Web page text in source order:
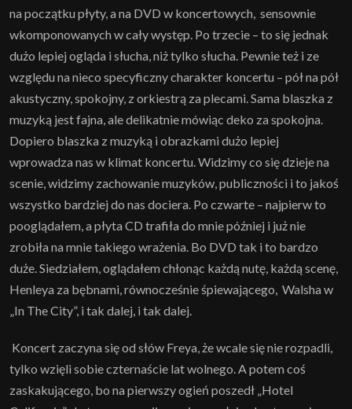
na początku płyty, a na DVD w koncertowych, sensownie
wkomponowanych w cały występ. Po trzecie – to się jednak
dużo lepiej ogląda i słucha, niż tylko słucha. Pewnie też i ze
względu na nieco specyficzny charakter koncertu – pół na pół
akustyczny, spokojny, z orkiestrą za plecami. Sama blaszka z
muzyką jest fajna, ale delikatnie mówiąc deko za spokojna.
Dopiero blaszka z muzyką i obrazkami dużo lepiej
wprowadza nas w klimat koncertu. Widzimy co się dzieje na
scenie, widzimy zachowanie muzyków, publiczności i to jakoś
wszystko bardziej do nas dociera. Po czwarte – najpierw to
pooglądałem, a płyta CD trafiła do mnie później i już nie
zrobiła na mnie takiego wrażenia. Bo DVD tak i to bardzo
duże. Siedziałem, oglądałem chłonąc każdą nutę, każdą scenę,
Henleya za bębnami, równocześnie śpiewającego, Walsha w
„In The City”, i tak dalej, i tak dalej.
Koncert zaczyna się od słów Freya, że wcale się nie rozpadli,
tylko wzięli sobie czternaście lat wolnego. A potem coś
zaskakującego, bo na pierwszy ogień poszedł „Hotel